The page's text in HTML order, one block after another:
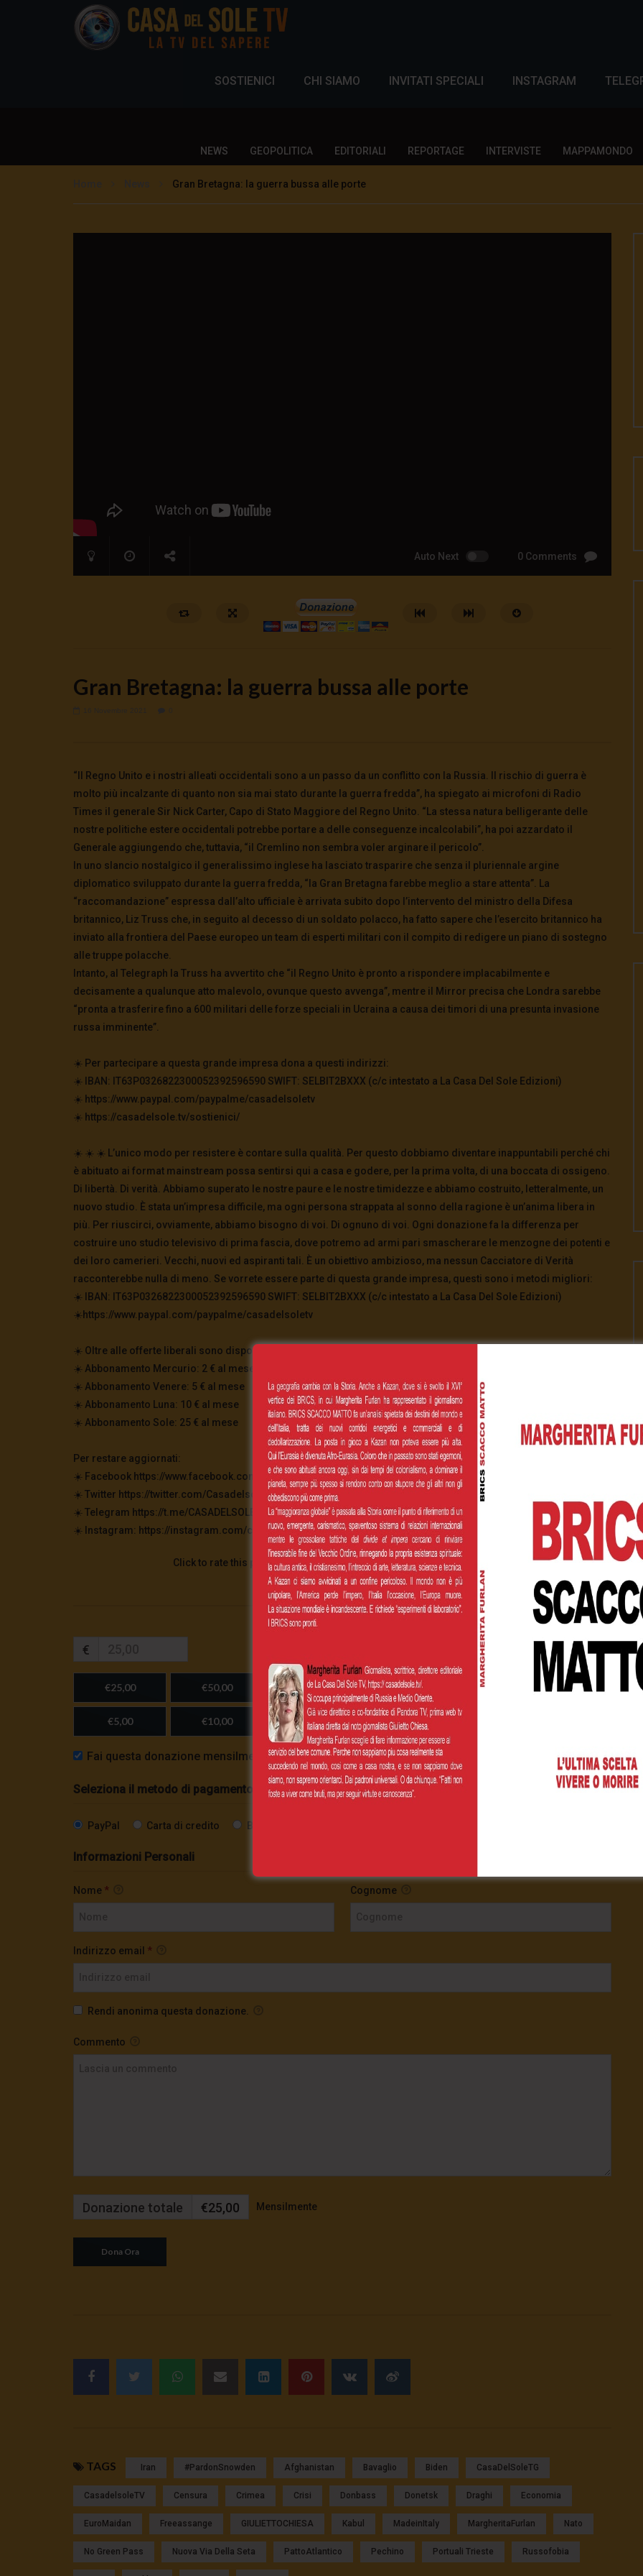
SOSTIENICI CHI SIAMO INVITATI SPECIALI INSTAGRAM
NEWS GEOPOLITICA EDITORIALI REPORTAGE INTERVISTE MAPPAMONDO
Gran Bretagna: la guerra bussa alle porte
Auto Next 0 Comments
🔴DRONI SI SCORTE NO | TG 05.08.26
0
31 0 0
🔴La borsa o la guerra | tg 04.08.26
0
265 0 0
🔴Ci siamo dentro | tg 03.08.26
0
292 0 0
Gran Bretagna: la guerra bussa alle porte
“Il Regno Unito e i nostri alleati occidentali sono a un passo da un conflitto con la Russia. Il rischio di guerra è
molto più incalzante di quanto non sia mai stato durante la guerra fredda”, ha spiegato ai microfoni di Radio
Times il generale Sir Nick Carter, Capo di Stato Maggiore del Regno Unito. “La stessa natura belligerante delle
nostre politiche estere occidentali potrebbe portare a delle conseguenze incalcolabili”, ha poi azzardato il
Generale aggiungendo che, tuttavia, “il Cremlino non sembra voler arginare il pericolo”.
In uno slancio nostalgico il generalissimo inglese ha lasciato trasparire che senza il pluriennale argine
diplomatico sviluppato durante la guerra fredda, “la Gran Bretagna farebbe meglio a stare attenta”. La
“raccomandazione” espressa dall’alto ufficiale è arrivata subito dopo l’intervento del ministro della Difesa
britannico, Liz Truss che, in seguito al decesso di un soldato polacco, ha fatto sapere che l’esercito britannico ha
inviato alla frontiera del Paese europeo un team di esperti militari con il compito di redigere un piano di sostegno
alle truppe polacche.
Intanto, al Telegraph la Truss ha avvertito che “il Regno Unito è pronto a rispondere implacabilmente e
decisamente a qualunque atto malevolo, ovunque questo avvenga”, mentre il Mirror precisa che Londra sarebbe
“pronta a trasferire fino a 600 militari delle forze speciali in Ucraina a causa dei timori di una presunta invasione
russa imminente”.
☀️ Per partecipare a questa grande impresa dona a questi indirizzi:
☀️ IBAN: IT63P0326822300052392596590 SWIFT: SELBIT2BXXX (c/c intestato a La Casa Del Sole Edizioni)
☀️ https://www.paypal.com/paypalme/casadelsoletv
☀️ https://casadelsole.tv/sostienici/
☀️ ☀️ ☀️ L’unico modo per resistere è contare sulla qualità. Per questo dobbiamo diventare inappuntabili perché chi
è abituato ai format mainstream possa sentirsi qui a casa e godere, per la prima volta, di una boccata di ossigeno.
Di libertà. Di verità. Abbiamo superato le nostre paure e le nostre timidezze e abbiamo costruito, letteralmente, un
nuovo studio. È stata un’impresa difficile, ma ogni persona strappata al sonno della ragione è un’anima libera in
più. Per riuscirci, ovviamente, abbiamo bisogno di voi. Di ognuno di voi. Ogni donazione fa la differenza per
costruire uno studio televisivo di prima fascia, dove potremo ad armi pari smascherare le menzogne dei potenti e
dei loro camerieri. Vecchi, nuovi ed aspiranti tali. È un obiettivo ambizioso, ma nessun Cacciatore di Verità
racconterebbe nulla di meno. Se vorrete essere parte di questa grande impresa, questi sono i metodi migliori:
☀️ IBAN: IT63P0326822300052392596590 SWIFT: SELBIT2BXXX (c/c intestato a La Casa Del Sole Edizioni)
☀️https://www.paypal.com/paypalme/casadelsoletv
☀️ Oltre alle offerte liberali sono disponibili per voi anche abbonamenti mensili
☀️ Abbonamento Mercurio: 2 € al mese
☀️ Abbonamento Venere: 5 € al mese
☀️ Abbonamento Luna: 10 € al mese
☀️ Abbonamento Sole: 25 € al mese
Per restare aggiornati:
☀️ Facebook https://www.facebook.com/casadelsole.tv/
☀️ Twitter https://twitter.com/CasadelsoleTv
☀️ Telegram https://t.me/CASADELSOLETV
☀️ Instagram: https://instagram.com/casadelsoletv
Click to rate this post! [Total:1Average:
€
€25,00 €50,00 €100,00 €200,00
€5,00 €10,00 Importo personalizzato
Fai questa donazione mensilmente
Seleziona il metodo di pagamento
PayPal Carta di credito Bonifico SEPA
Informazioni Personali
Nome * Cognome
Indirizzo email *
Rendi anonima questa donazione.
Commento
Donazione totale €25,00 Mensilmente
TAGS Iran #pardonSnowden Afghanistan Bavaglio Biden CasaDelSoleTG
CasadelsoleTV Censura Crimea Crisi Donbass Donetsk Draghi Economia
EuroMaidan Freeassange GIULIETTOCHIESA Kabul MadeinItaly MargheritaFurlan Nato
No Green Pass Nuova Via Della Seta PattoAtlantico Pechino Portuali Trieste Russofobia